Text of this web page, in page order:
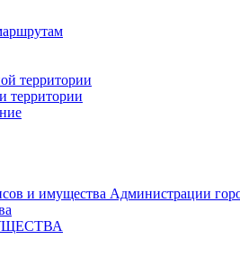
территории
территории
и имущества Администрации